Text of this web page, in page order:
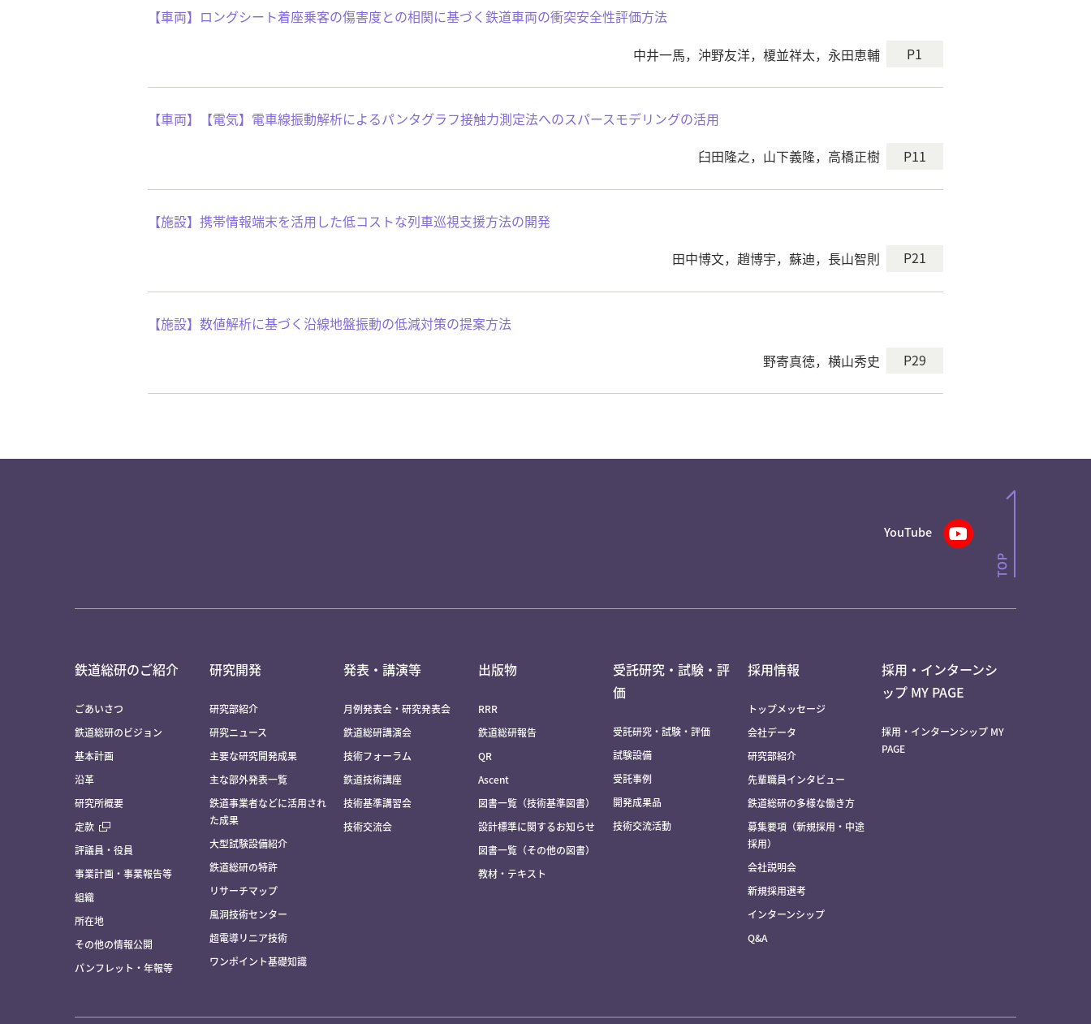
【車両】ロングシート着座乗客の傷害度との相関に基づく鉄道車両の衝突安全性評価方法
中井一馬，沖野友洋，榎並祥太，永田恵輔
P1
【車両】【電気】電車線振動解析によるパンタグラフ接触力測定法へのスパースモデリングの活用
臼田隆之，山下義隆，高橋正樹
P11
【施設】携帯情報端末を活用した低コストな列車巡視支援方法の開発
田中博文，趙博宇，蘇迪，長山智則
P21
【施設】数値解析に基づく沿線地盤振動の低減対策の提案方法
野寄真徳，横山秀史
P29
YouTube
鉄道総研のご紹介
ごあいさつ
鉄道総研のビジョン
基本計画
沿革
研究所概要
定款
評議員・役員
事業計画・事業報告等
組織
所在地
その他の情報公開
パンフレット・年報等
研究開発
研究部紹介
研究ニュース
主要な研究開発成果
主な部外発表一覧
鉄道事業者などに活用され
た成果
大型試験設備紹介
鉄道総研の特許
リサーチマップ
風洞技術センター
超電導リニア技術
ワンポイント基礎知識
発表・講演等
月例発表会・研究発表会
鉄道総研講演会
技術フォーラム
鉄道技術講座
技術基準講習会
技術交流会
出版物
RRR
鉄道総研報告
QR
Ascent
図書一覧（技術基準図書）
設計標準に関するお知らせ
図書一覧（その他の図書）
教材・テキスト
受託研究・試験・評
価
受託研究・試験・評価
試験設備
受託事例
開発成果品
技術交流活動
採用情報
トップメッセージ
会社データ
研究部紹介
先輩職員インタビュー
鉄道総研の多様な働き方
募集要項（新規採用・中途
採用）
会社説明会
新規採用選考
インターンシップ
Q&A
採用・インターンシ
ップ MY PAGE
採用・インターンシップ MY
PAGE